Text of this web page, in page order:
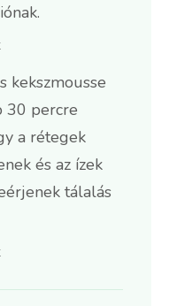
kekszmousse
30 percre
a rétegek
és az ízek
tálalás